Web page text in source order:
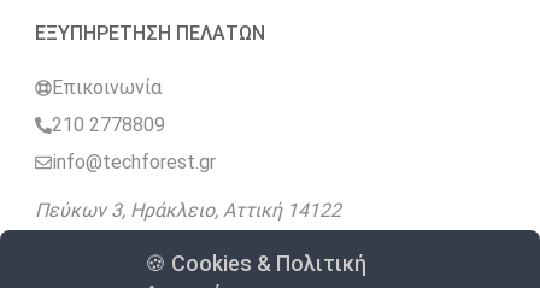
🍪 Cookies & Πολιτική
ΕΞΥΠΗΡΕΤΗΣΗ ΠΕΛΑΤΩΝ
Επικοινωνία
210 2778809
info@techforest.gr
Πεύκων 3, Ηράκλειο, Αττική 14122
Ακολουθήστε μας